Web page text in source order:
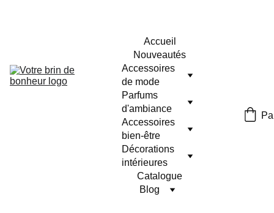
Accueil
Nouveautés
Accessoires
de mode
Parfums
d'ambiance
Accessoires
bien-être
Décorations
intérieures
Catalogue
Blog